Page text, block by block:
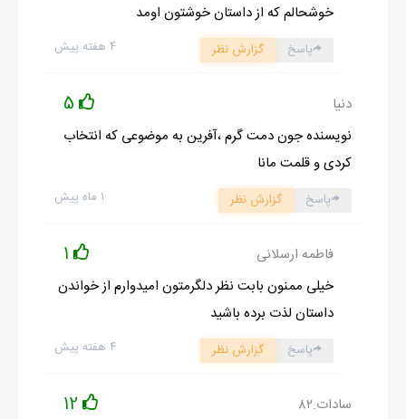
خوشحالم که از داستان خوشتون اومد
۴ هفته پیش پاسخ گزارش نظر
دنیا 5
نویسنده جون دمت گرم ،آفرین به موضوعی که انتخاب
کردی و قلمت مانا
۱ ماه پیش پاسخ گزارش نظر
فاطمه ارسلانی 1
خیلی ممنون بابت نظر دلگرمتون امیدوارم از خواندن
داستان لذت برده باشید
۴ هفته پیش پاسخ گزارش نظر
سادات.۸۲ 12